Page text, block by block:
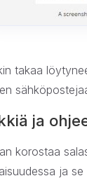
takaa
ja
korostaa
ja